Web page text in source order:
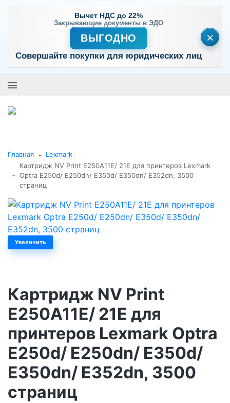
Вычет НДС до 22%
Закрывающие документы в ЭДО
ВЫГОДНО
Совершайте покупки для юридических лиц
×
Главная - Lexmark
-
Картридж NV Print E250A11E/ 21E для принтеров Lexmark
Optra E250d/ E250dn/ E350d/ E350dn/ E352dn, 3500
страниц
Увеличить
Картридж NV Print
E250A11E/ 21E для
принтеров Lexmark Optra
E250d/ E250dn/ E350d/
E350dn/ E352dn, 3500
страниц